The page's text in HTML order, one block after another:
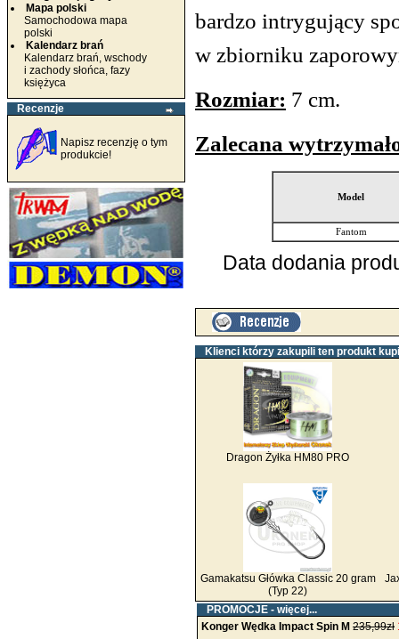
Mapa polski
Samochodowa mapa
polski
Kalendarz brań
Kalendarz brań, wschody
i zachody słońca, fazy
księżyca
Recenzje
Napisz recenzję o tym
produkcie!
bardzo intrygujący
w zbiorniku
Rozmiar: 7 cm.
Zalecana
Model
Fantom
Data dodania
Klienci którzy zakupili ten produkt
Dragon Żyłka HM80 PRO
Gamakatsu Główka Classic 20 gram
(Typ 22)
PROMOCJE - więcej...
Konger Wędka Impact Spin M 235,99zł